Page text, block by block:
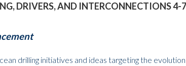
DRIVERS, AND INTERCONNECTIONS 4-
drilling initiatives and ideas targeting the